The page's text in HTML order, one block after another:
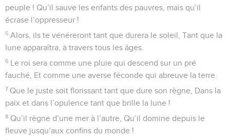
peuple ! Qu’il sauve les enfants des pauvres, mais qu’il
écrase l’oppresseur !
5 Alors, ils te vénéreront tant que durera le soleil, Tant que la
lune apparaîtra, à travers tous les âges.
6 Le roi sera comme une pluie qui descend sur un pré
fauché, Et comme une averse féconde qui abreuve la terre.
7 Que le juste soit florissant tant que dure son règne, Dans la
paix et dans l’opulence tant que brille la lune !
8 Qu’il règne d’une mer à l’autre, Qu’il domine depuis le
fleuve jusqu’aux confins du monde !